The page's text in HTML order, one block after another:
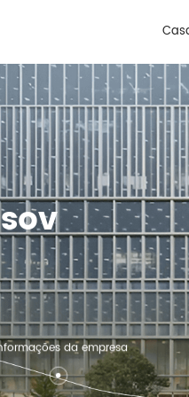
da empresa